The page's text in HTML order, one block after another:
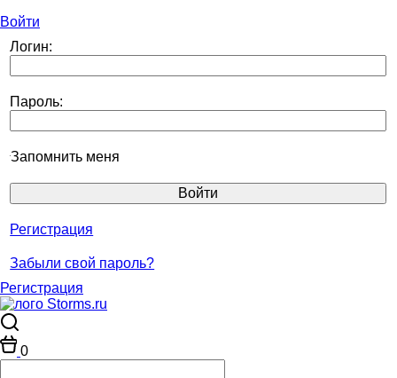
Войти
Логин:
Пароль:
Запомнить меня
Регистрация
Забыли свой пароль?
Регистрация
0